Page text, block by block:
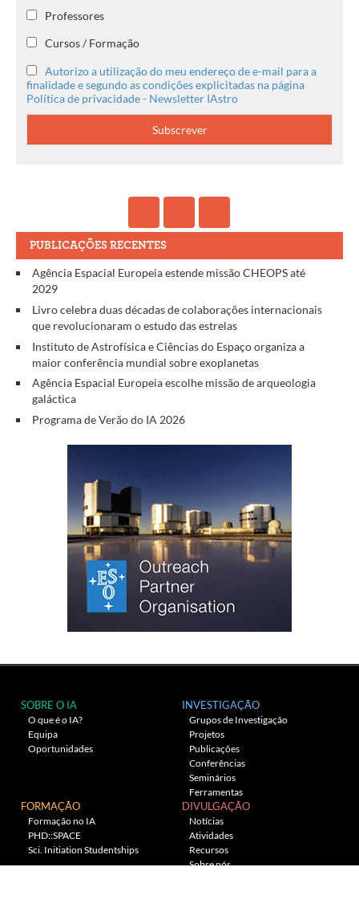
Professores
Cursos / Formação
Autorizo a utilização do meu endereço de e-mail para a
finalidade e segundo as condições explicitadas na página
Política de privacidade - Newsletter IAstro
PUBLICAÇÕES RECENTES
Agência Espacial Europeia estende missão CHEOPS até
2029
Livro celebra duas décadas de colaborações internacionais
que revolucionaram o estudo das estrelas
Instituto de Astrofísica e Ciências do Espaço organiza a
maior conferência mundial sobre exoplanetas
Agência Espacial Europeia escolhe missão de arqueologia
galáctica
Programa de Verão do IA 2026
SOBRE O IA
O que é o IA?
Equipa
Oportunidades
INVESTIGAÇÃO
Grupos de Investigação
Projetos
Publicações
Conferências
Seminários
Ferramentas
FORMAÇÃO
Formação no IA
PHD::SPACE
Sci. Initiation Studentships
DIVULGAÇÃO
Notícias
Atividades
Recursos
Sobre nós